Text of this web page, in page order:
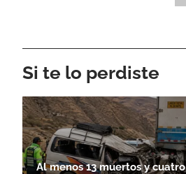
Si te lo perdiste
Al menos 13 muertos y cuatro